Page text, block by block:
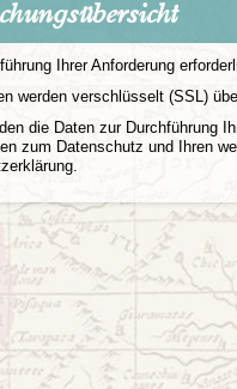
Ihrer Anforderung
werden verschlüsselt (SSL)
die Daten zur Durchführung
zum Datenschutz und Ihren